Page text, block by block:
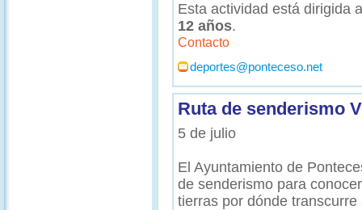
Esta actividad está dirigida
12 años.
Contacto
deportes@ponteceso.net
Ruta de senderismo
5 de julio
El Ayuntamiento de
de senderismo para
tierras por dónde transcurre